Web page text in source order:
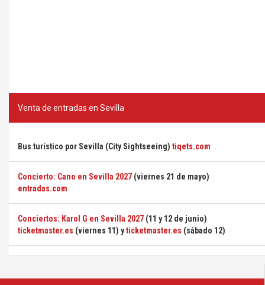
Venta de entradas en Sevilla
Bus turístico por Sevilla (City Sightseeing) tiqets.com
Concierto: Cano en Sevilla 2027 (viernes 21 de mayo)
entradas.com
Conciertos: Karol G en Sevilla 2027 (11 y 12 de junio)
ticketmaster.es (viernes 11) yticketmaster.es (sábado 12)